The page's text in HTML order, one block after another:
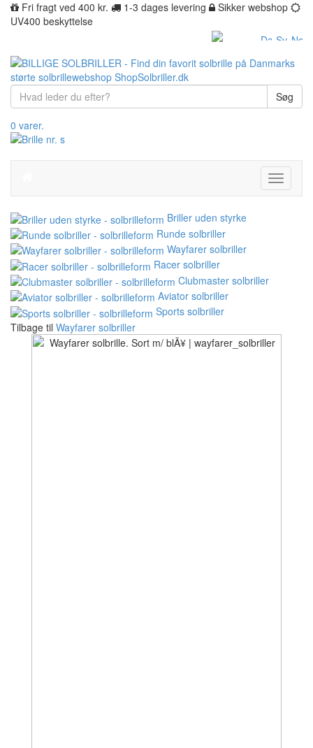
Fri fragt ved 400 kr. 1-3 dages levering
Sikker webshop
UV400 beskyttelse
Søg
0 varer.
Toggle
Briller uden styrke
Runde solbriller
Wayfarer solbriller
Racer solbriller
Clubmaster solbriller
Aviator solbriller
Sports solbriller
Tilbage til Wayfarer solbriller